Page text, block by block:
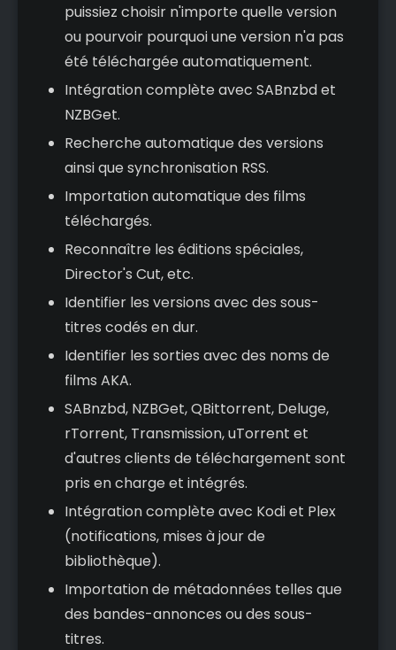
puissiez choisir n'importe quelle version
ou pourvoir pourquoi une version n'a pas
été téléchargée automatiquement.
Intégration complète avec SABnzbd et
NZBGet.
Recherche automatique des versions
ainsi que synchronisation RSS.
Importation automatique des films
téléchargés.
Reconnaître les éditions spéciales,
Director's Cut, etc.
Identifier les versions avec des sous-
titres codés en dur.
Identifier les sorties avec des noms de
films AKA.
SABnzbd, NZBGet, QBittorrent, Deluge,
rTorrent, Transmission, uTorrent et
d'autres clients de téléchargement sont
pris en charge et intégrés.
Intégration complète avec Kodi et Plex
(notifications, mises à jour de
bibliothèque).
Importation de métadonnées telles que
des bandes-annonces ou des sous-
titres.